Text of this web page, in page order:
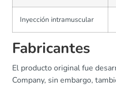
Inyección intramuscular
Fabricantes
El producto original fue
Company, sin embargo,